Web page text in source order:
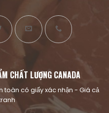
CHẤT LƯỢNG CANADA
toàn có giấy xác nhận - Giá cả